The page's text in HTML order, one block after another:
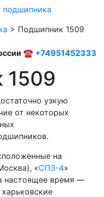
подшипника
> Подшипник 1509
☎ +74951452333
1509
узкую
от некоторых
на
«СПЗ-4»
настоящее время —